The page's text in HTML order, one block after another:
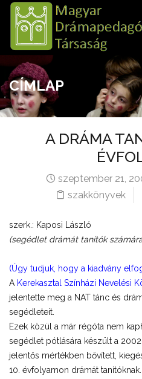
CÍMLAP
A DRÁMA
szeptember 21,
szakkönyvek
szerk.: Kaposi László
(segédlet drámát tanítók
(Úgy tudjuk, hogy a kiadvány
A Kerekasztal Színházi Nevelési
jelentette meg a NAT tánc és
segédleteit.
Ezek közül a már régóta nem
segédlet pótlására készült a
jelentős mértékben bővített,
10. évfolyamon drámát tanítóknak.